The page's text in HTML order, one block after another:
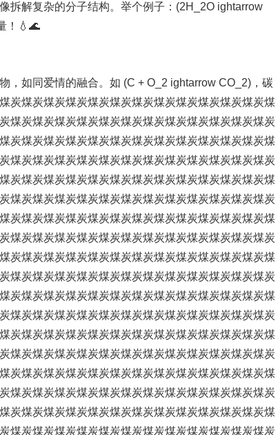
拆解复杂的分子结构。举个例子：(2H_2O ightarrow
！💧🌊
，如同爱情的融合。如 (C + O_2 ightarrow CO_2)，碳
炭煤炭煤炭煤炭煤炭煤炭煤炭煤炭煤炭煤炭煤炭煤炭煤
煤炭煤炭煤炭煤炭煤炭煤炭煤炭煤炭煤炭煤炭煤炭煤炭
炭煤炭煤炭煤炭煤炭煤炭煤炭煤炭煤炭煤炭煤炭煤炭煤
煤炭煤炭煤炭煤炭煤炭煤炭煤炭煤炭煤炭煤炭煤炭煤炭
炭煤炭煤炭煤炭煤炭煤炭煤炭煤炭煤炭煤炭煤炭煤炭煤
煤炭煤炭煤炭煤炭煤炭煤炭煤炭煤炭煤炭煤炭煤炭煤炭
炭煤炭煤炭煤炭煤炭煤炭煤炭煤炭煤炭煤炭煤炭煤炭煤
煤炭煤炭煤炭煤炭煤炭煤炭煤炭煤炭煤炭煤炭煤炭煤炭
炭煤炭煤炭煤炭煤炭煤炭煤炭煤炭煤炭煤炭煤炭煤炭煤
煤炭煤炭煤炭煤炭煤炭煤炭煤炭煤炭煤炭煤炭煤炭煤炭
炭煤炭煤炭煤炭煤炭煤炭煤炭煤炭煤炭煤炭煤炭煤炭煤
煤炭煤炭煤炭煤炭煤炭煤炭煤炭煤炭煤炭煤炭煤炭煤炭
炭煤炭煤炭煤炭煤炭煤炭煤炭煤炭煤炭煤炭煤炭煤炭煤
煤炭煤炭煤炭煤炭煤炭煤炭煤炭煤炭煤炭煤炭煤炭煤炭
炭煤炭煤炭煤炭煤炭煤炭煤炭煤炭煤炭煤炭煤炭煤炭煤
煤炭煤炭煤炭煤炭煤炭煤炭煤炭煤炭煤炭煤炭煤炭煤炭
炭煤炭煤炭煤炭煤炭煤炭煤炭煤炭煤炭煤炭煤炭煤炭煤
煤炭煤炭煤炭煤炭煤炭煤炭煤炭煤炭煤炭煤炭煤炭煤炭